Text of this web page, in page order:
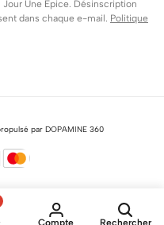
Une Épice. Désinscription
dans chaque e-mail. Politique
par DOPAMINE 360
Compte Rechercher